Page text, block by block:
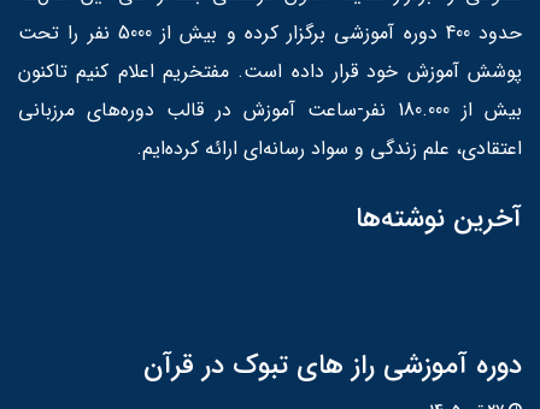
حدود 400 دوره آموزشی برگزار کرده و بیش از 5000 نفر را تحت
پوشش آموزش خود قرار داده است. مفتخریم اعلام کنیم تاکنون
بیش از 180.000 نفر-ساعت آموزش در قالب دوره‌های مرزبانی
اعتقادی، علم زندگی و سواد رسانه‌ای ارائه کرده‌ایم.
آخرین نوشته‌ها
دوره آموزشی راز های تبوک در قرآن